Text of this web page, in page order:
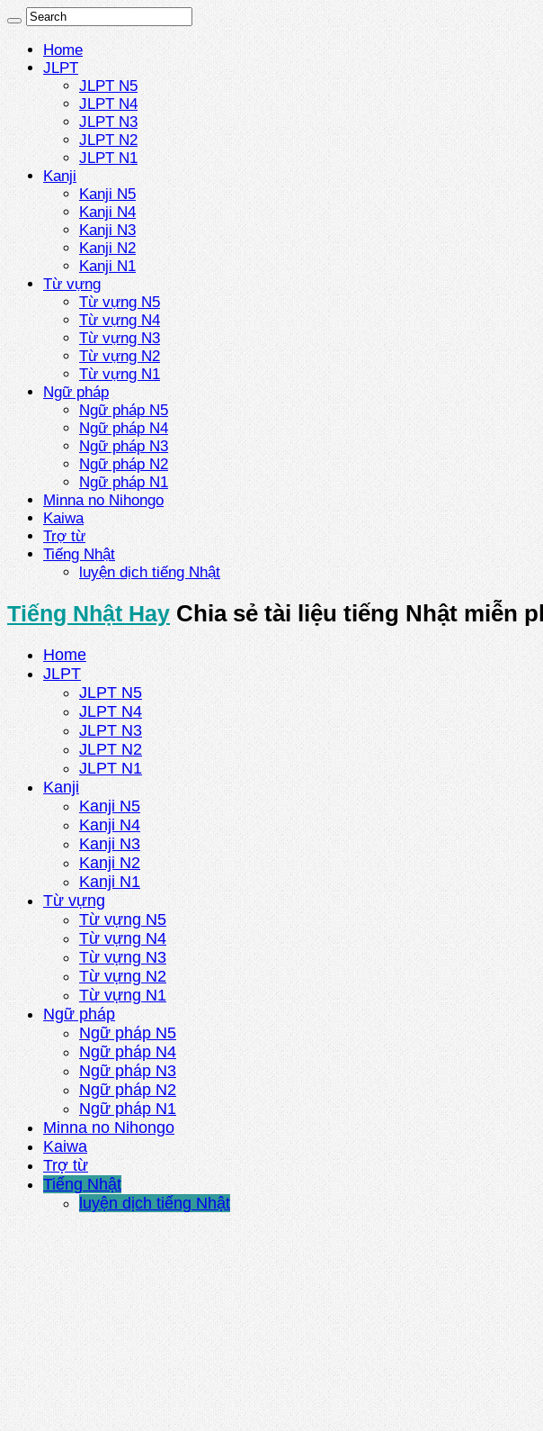
Home
JLPT
JLPT N5
JLPT N4
JLPT N3
JLPT N2
JLPT N1
Kanji
Kanji N5
Kanji N4
Kanji N3
Kanji N2
Kanji N1
Từ vựng
Từ vựng N5
Từ vựng N4
Từ vựng N3
Từ vựng N2
Từ vựng N1
Ngữ pháp
Ngữ pháp N5
Ngữ pháp N4
Ngữ pháp N3
Ngữ pháp N2
Ngữ pháp N1
Minna no Nihongo
Kaiwa
Trợ từ
Tiếng Nhật
luyện dịch tiếng Nhật
Tiếng Nhật Hay Chia sẻ tài liệu tiếng Nhật miễn
Home
JLPT
JLPT N5
JLPT N4
JLPT N3
JLPT N2
JLPT N1
Kanji
Kanji N5
Kanji N4
Kanji N3
Kanji N2
Kanji N1
Từ vựng
Từ vựng N5
Từ vựng N4
Từ vựng N3
Từ vựng N2
Từ vựng N1
Ngữ pháp
Ngữ pháp N5
Ngữ pháp N4
Ngữ pháp N3
Ngữ pháp N2
Ngữ pháp N1
Minna no Nihongo
Kaiwa
Trợ từ
Tiếng Nhật
luyện dịch tiếng Nhật